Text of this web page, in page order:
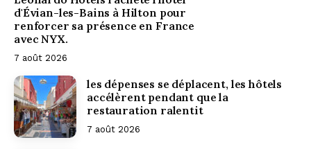
d'Évian-les-Bains à Hilton pour
renforcer sa présence en France
avec NYX.
7 août 2026
les dépenses se déplacent, les hôtels
accélèrent pendant que la
restauration ralentit
7 août 2026